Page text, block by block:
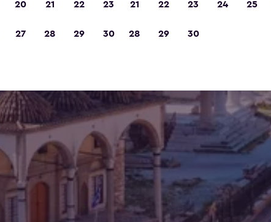
20 21 22 23
27 28 29 30
21 22 23 24 25
28 29 30